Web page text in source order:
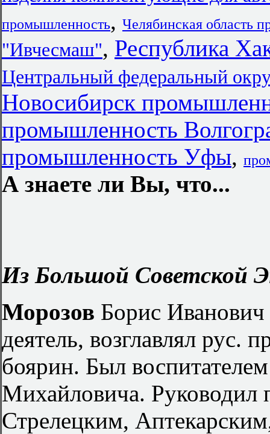
промышленность, Челябинская область
"Ивчесмаш", Республика
Центральный федеральный
Новосибирск
промышленность
промышленность Уфы,
А знаете ли Вы, что...
Из Большой Советской
Морозов Борис
деятель, возглавлял рус.
боярин. Был
Михайловича. Руководил
Стрелецким,